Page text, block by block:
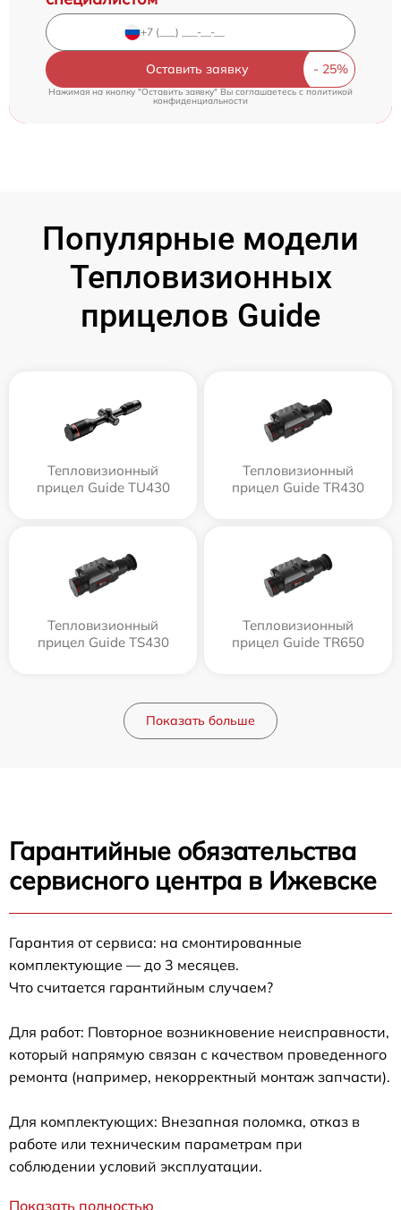
Оставить заявку
Нажимая на кнопку "Оставить заявку" Вы соглашаетесь cполитикой
конфиденциальности
Популярные модели
Тепловизионных
прицелов Guide
Тепловизионный
прицел Guide TU430
Тепловизионный
прицел Guide TR430
Тепловизионный
прицел Guide TS430
Тепловизионный
прицел Guide TR650
Показать больше
Гарантийные обязательства
сервисного центра в Ижевске
Гарантия от сервиса: на смонтированные
комплектующие — до 3 месяцев.
Что считается гарантийным случаем?
Для работ: Повторное возникновение неисправности,
который напрямую связан с качеством проведенного
ремонта (например, некорректный монтаж запчасти).
Для комплектующих: Внезапная поломка, отказ в
работе или техническим параметрам при
соблюдении условий эксплуатации.
Показать полностью